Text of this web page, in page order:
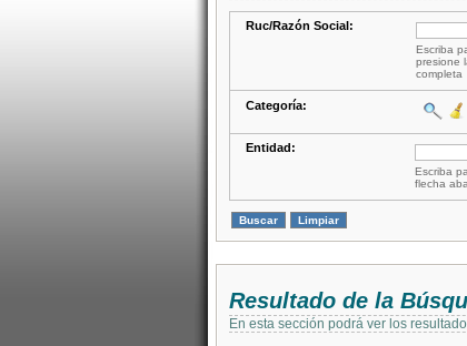
Ruc/Razón Social:
Escriba
presione
completa
Categoría:
Entidad:
Escriba
flecha
Resultado de la
En esta sección podrá ver los